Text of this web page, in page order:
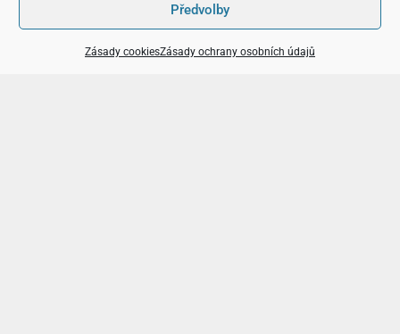
Předvolby
Zásady cookiesZásady ochrany osobních údajů